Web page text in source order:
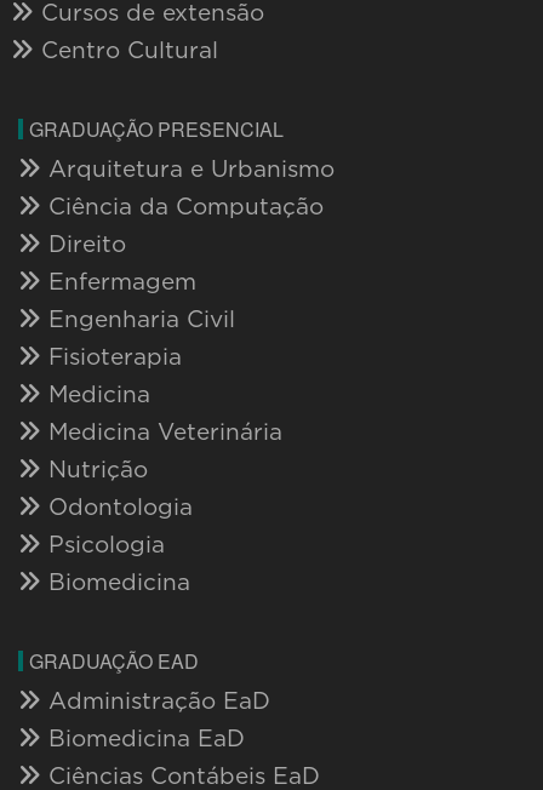
Cursos de extensão
Centro Cultural
GRADUAÇÃO PRESENCIAL
Arquitetura e Urbanismo
Ciência da Computação
Direito
Enfermagem
Engenharia Civil
Fisioterapia
Medicina
Medicina Veterinária
Nutrição
Odontologia
Psicologia
Biomedicina
GRADUAÇÃO EAD
Administração EaD
Biomedicina EaD
Ciências Contábeis EaD